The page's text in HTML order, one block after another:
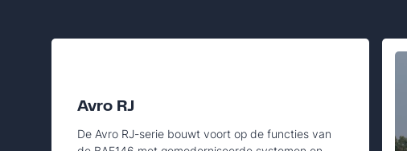
Avro RJ
De Avro RJ-serie bouwt voort op de functies van